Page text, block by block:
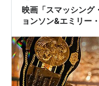
2013年7月、林明日香
リスト::格闘家
映画「スマッシング
ョンソン&エミリー